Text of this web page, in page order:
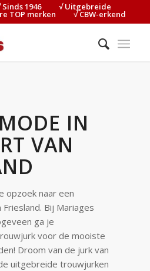
1946⠀⠀⠀√ Uitgebreide
TOP merken⠀⠀⠀√ CBW-erkend
IN
VAN
opzoek naar een
Bij Mariages
ga je
voor de mooiste
Droom van de jurk van
uitgebreide trouwjurken